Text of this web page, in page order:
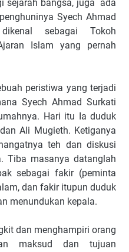
sejarah bangsa, juga ada
Syech Ahmad
sebagai Tokoh
Islam yang pernah
peristiwa yang terjadi
Syech Ahmad Surkati
Hari itu Ia duduk
Ali Mugieth. Ketiganya
teh dan diskusi
Tiba masanya datanglah
sebagai fakir (peminta
dan fakir itupun duduk
menundukan kepala.
dan menghampiri orang
maksud dan tujuan